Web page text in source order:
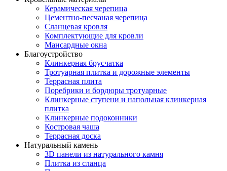
Керамическая черепица
Цементно-песчаная черепица
Сланцевая кровля
Комплектующие для кровли
Мансардные окна
Благоустройство
Клинкерная брусчатка
Тротуарная плитка и дорожные элементы
Террасная плита
Поребрики и бордюры тротуарные
Клинкерные ступени и напольная клинкерная
плитка
Клинкерные подоконники
Костровая чаша
Террасная доска
Натуральный камень
3D панели из натурального камня
Плитка из сланца